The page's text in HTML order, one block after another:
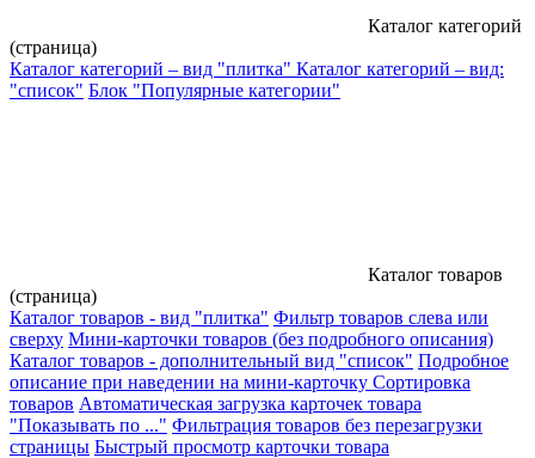
Каталог категорий
(страница)
Каталог категорий – вид "плитка" Каталог категорий – вид:
"список" Блок "Популярные категории"
Каталог товаров
(страница)
Каталог товаров - вид "плитка" Фильтр товаров слева или
сверху Мини-карточки товаров (без подробного описания)
Каталог товаров - дополнительный вид "список" Подробное
описание при наведении на мини-карточку Сортировка
товаров Автоматическая загрузка карточек товара
"Показывать по ..." Фильтрация товаров без перезагрузки
страницы Быстрый просмотр карточки товара